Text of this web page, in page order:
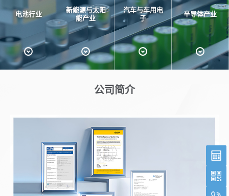
电池行业
新能源与太阳
能产业
汽车与车用电
子
半导体产业
公司简介